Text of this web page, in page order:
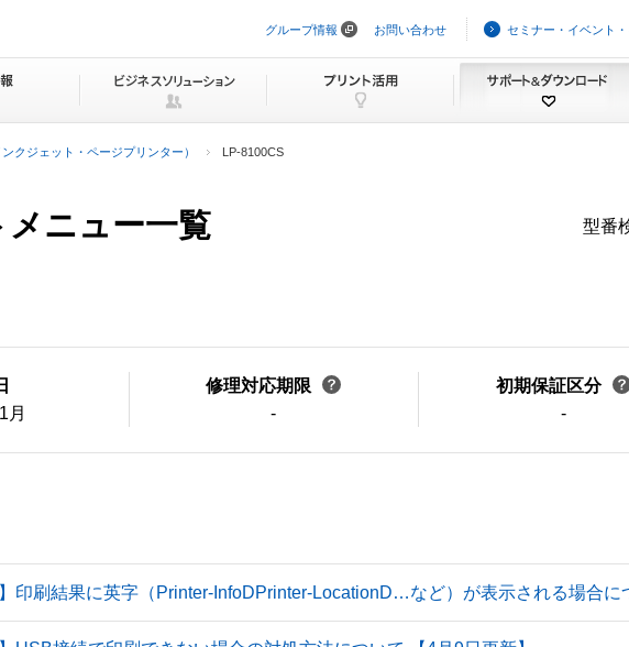
ビ
ョ
グループ情報 お問い合わせ セミナー・イベント
クジェット・ページプリンター） LP-8100CS
ニュー一覧 型番
月
修理対応期限
-
初期保証区分
-
印刷結果に英字（Printer-InfoDPrinter-LocationD…など）が表示される場合に